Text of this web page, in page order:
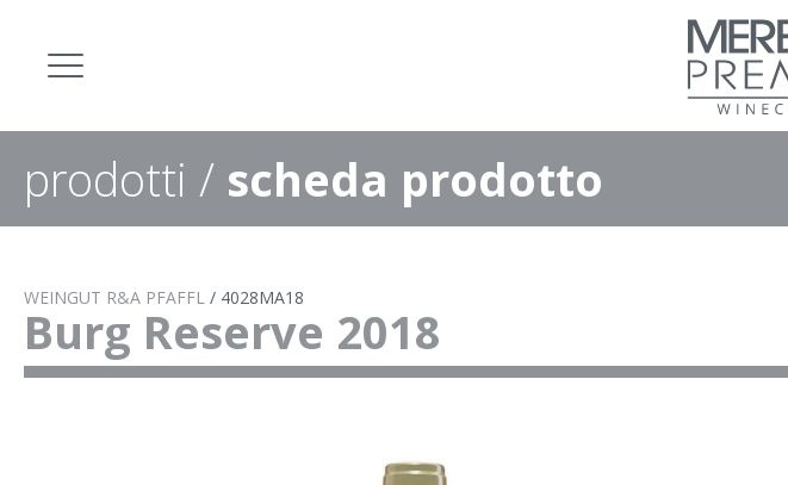
prodotti / scheda prodotto
WEINGUT R&A PFAFFL / 4028MA18
Burg Reserve 2018